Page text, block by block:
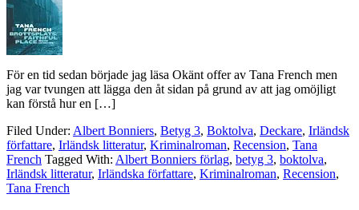
För en tid sedan började jag läsa Okänt offer av Tana French men
jag var tvungen att lägga den åt sidan på grund av att jag omöjligt
kan förstå hur en […]
Filed Under: Albert Bonniers, Betyg 3, Boktolva, Deckare, Irländsk
författare, Irländsk litteratur, Kriminalroman, Recension, Tana
French Tagged With: Albert Bonniers förlag, betyg 3, boktolva,
Irländsk litteratur, Irländska författare, Kriminalroman, Recension,
Tana French